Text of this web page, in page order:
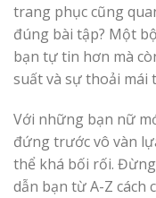
trang phục cũng
đúng bài tập? Một
bạn tự tin hơn mà
suất và sự thoải
Với những bạn nữ
đứng trước vô vàn
thể khá bối rối.
dẫn bạn từ A-Z cách